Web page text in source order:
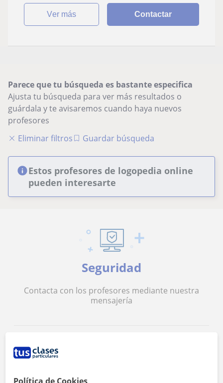
ver más Contactar
Parece que tu búsqueda es bastante especifica
Ajusta tu búsqueda para ver más resultados o
guárdala y te avisaremos cuando haya nuevos
profesores
Eliminar filtros
Guardar búsqueda
Estos profesores de logopedia online
pueden interesarte
Seguridad
Contacta con los profesores mediante nuestra
mensajería
Política de Cookies